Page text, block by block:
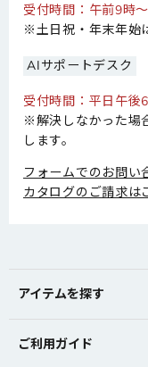
受付時間：午前9時
※土日祝・年末年始
AIサポートデスク
受付時間：平日午後
※解決しなかった場
します。
フォームでのお問い
カタログのご請求は
アイテムを探す
ご利用ガイド